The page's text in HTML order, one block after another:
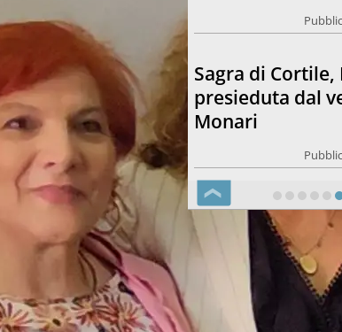
Sagra di Cortile,
presieduta dal
Monari
❮
Notizie Carpi